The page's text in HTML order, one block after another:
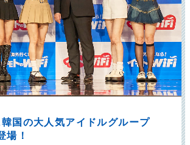
国の大人気アイドルグループ
場！